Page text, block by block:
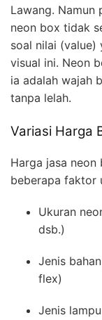
Lawang. Namun
neon box tidak
soal nilai (value)
visual ini. Neon
ia adalah wajah
tanpa lelah.
Variasi Harga
Harga jasa
beberapa faktor
Ukuran
dsb.)
Jenis
flex)
Jenis